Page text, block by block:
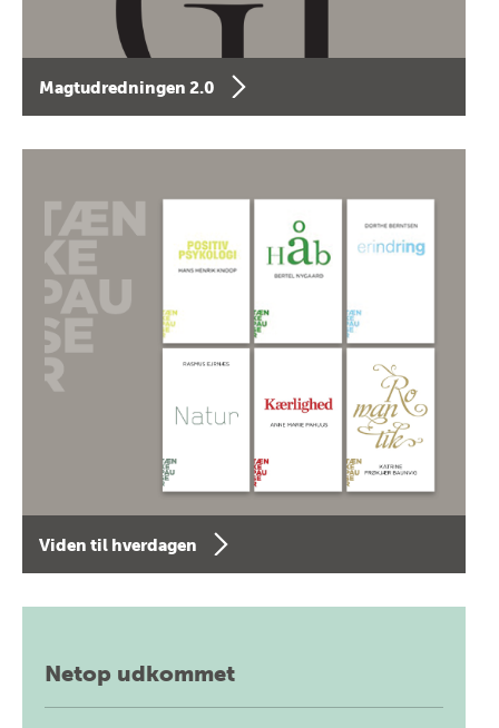
Magtudredningen 2.0
Viden til hverdagen
Netop udkommet